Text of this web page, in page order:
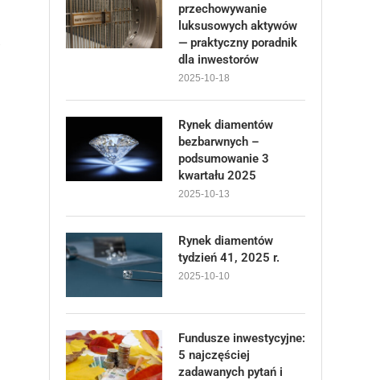
przechowywanie
luksusowych aktywów
— praktyczny poradnik
dla inwestorów
2025-10-18
Rynek diamentów
bezbarwnych –
podsumowanie 3
kwartału 2025
2025-10-13
Rynek diamentów
tydzień 41, 2025 r.
2025-10-10
Fundusze inwestycyjne:
5 najczęściej
zadawanych pytań i